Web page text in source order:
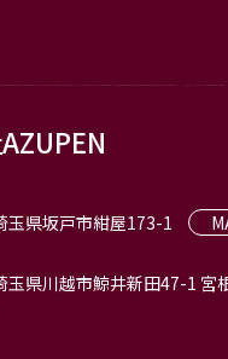
玉県坂戸市紺屋173-1
玉県川越市鯨井新田47-1 宮